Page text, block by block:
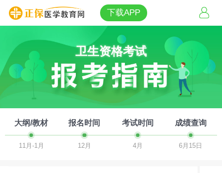
下载APP
卫生资格考试
大纲/教材
11月-1月
报名时间
12月
考试时间
4月
成绩查询
6月15日